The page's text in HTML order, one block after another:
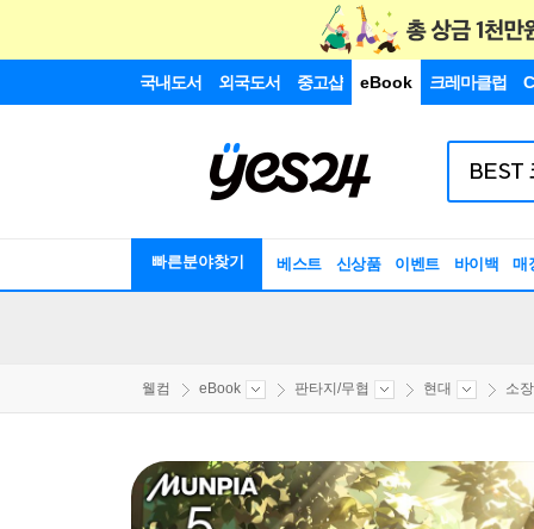
국내도서 외국도서 중고샵 eBook 크레마클럽
빠른분야찾기 베스트 신상품 이벤트 바이백 매
웰컴 eBook 판타지/무협 현대 소장